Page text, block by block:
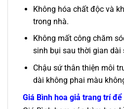
Không hóa chất độc và
trong nhà.
Không mất công chăm
sinh bụi sau thời gian dài
Chậu sứ thân thiện môi
dài không phai màu
Giá Bình hoa giả trang trí